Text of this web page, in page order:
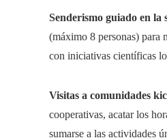
Senderismo guiado en la
(máximo 8 personas) para
con iniciativas científicas
Visitas a comunidades
cooperativas, acatar los
sumarse a las actividades